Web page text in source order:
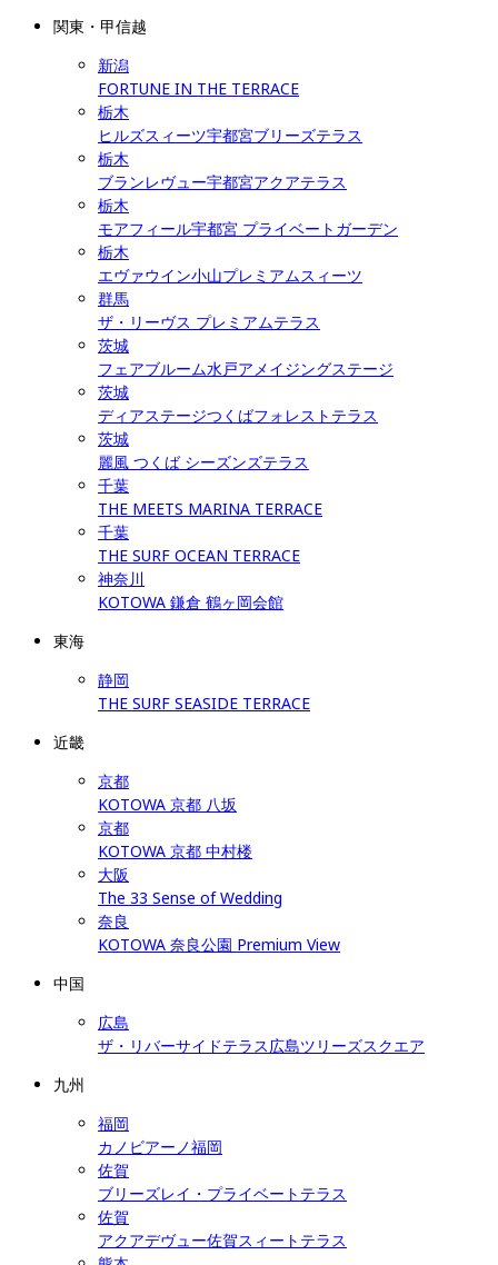
関東・甲信越
新潟
FORTUNE IN THE TERRACE
栃木
ヒルズスィーツ宇都宮ブリーズテラス
栃木
ブランレヴュー宇都宮アクアテラス
栃木
モアフィール宇都宮 プライベートガーデン
栃木
エヴァウイン小山プレミアムスィーツ
群馬
ザ・リーヴス プレミアムテラス
茨城
フェアブルーム水戸アメイジングステージ
茨城
ディアステージつくばフォレストテラス
茨城
麗風 つくば シーズンズテラス
千葉
THE MEETS MARINA TERRACE
千葉
THE SURF OCEAN TERRACE
神奈川
KOTOWA 鎌倉 鶴ヶ岡会館
東海
静岡
THE SURF SEASIDE TERRACE
近畿
京都
KOTOWA 京都 八坂
京都
KOTOWA 京都 中村楼
大阪
The 33 Sense of Wedding
奈良
KOTOWA 奈良公園 Premium View
中国
広島
ザ・リバーサイドテラス広島ツリーズスクエア
九州
福岡
カノビアーノ福岡
佐賀
ブリーズレイ・プライベートテラス
佐賀
アクアデヴュー佐賀スィートテラス